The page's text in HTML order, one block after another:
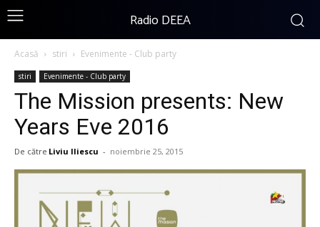
Radio DEEA
Acasă stiri Evenimente - Club party
stiri Evenimente - Club party
The Mission presents: New
Years Eve 2016
De către Liviu Iliescu - noiembrie 25, 2015